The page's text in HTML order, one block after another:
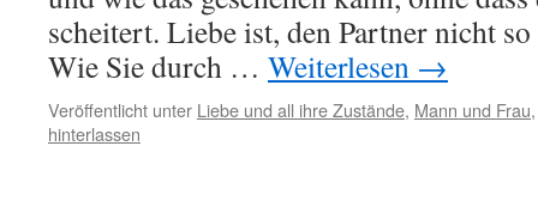
scheitert. Liebe ist, den Partner nicht
Wie Sie durch … Weiterlesen →
Veröffentlicht unter Liebe und all ihre Zustände, Mann und Frau
hinterlassen